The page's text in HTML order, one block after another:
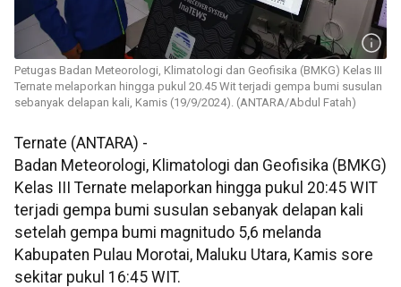
Petugas Badan Meteorologi, Klimatologi dan Geofisika (BMKG) Kelas III
Ternate melaporkan hingga pukul 20.45 Wit terjadi gempa bumi susulan
sebanyak delapan kali, Kamis (19/9/2024). (ANTARA/Abdul Fatah)
Ternate (ANTARA) -
Badan Meteorologi, Klimatologi dan Geofisika (BMKG)
Kelas III Ternate melaporkan hingga pukul 20:45 WIT
terjadi gempa bumi susulan sebanyak delapan kali
setelah gempa bumi magnitudo 5,6 melanda
Kabupaten Pulau Morotai, Maluku Utara, Kamis sore
sekitar pukul 16:45 WIT.